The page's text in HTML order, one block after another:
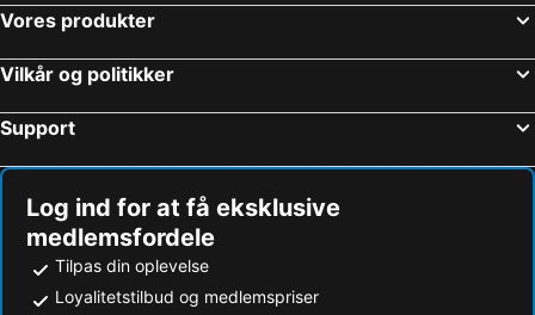
Vores produkter
Vilkår og politikker
Support
Log ind for at få eksklusive
medlemsfordele
Tilpas din oplevelse
Loyalitetstilbud og medlemspriser